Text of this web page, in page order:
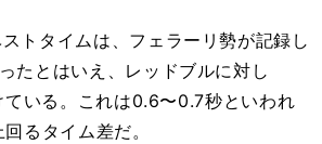
トタイムは、フェラーリ勢が記録し
たとはいえ、レッドブルに対し
いる。これは0.6〜0.7秒といわれ
るタイム差だ。